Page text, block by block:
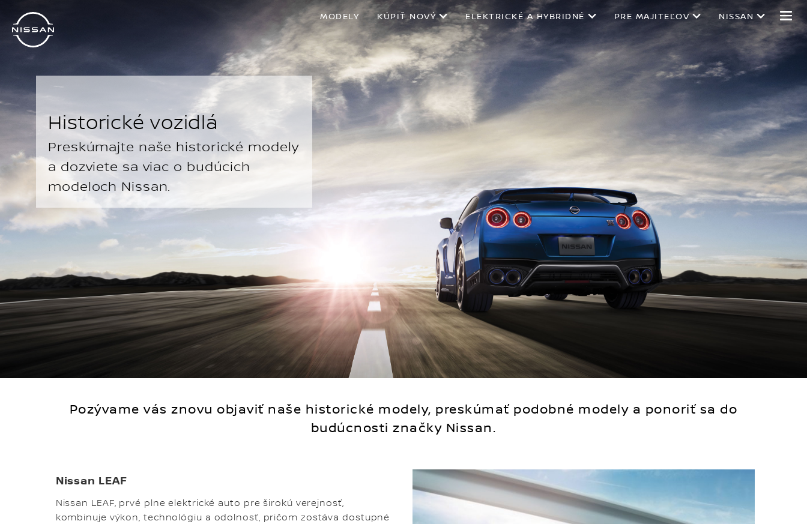
hlavný
obsah
MODELY KÚPIŤ NOVÝ ELEKTRICKÉ A HYBRIDNÉ PRE MAJITEĽOV NISSAN
Historické vozidlá
Preskúmajte naše historické modely
a dozviete sa viac o budúcich
modeloch Nissan.
Pozývame vás znovu objaviť naše historické modely, preskúmať podobné modely a ponoriť sa do
budúcnosti značky Nissan.
Nissan LEAF
Nissan LEAF, prvé plne elektrické auto pre širokú verejnosť,
kombinuje výkon, technológiu a odolnosť, pričom zostáva dostupné